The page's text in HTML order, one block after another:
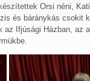
Orsi néni,
és báránykás csokit
Ifjúsági Házban, az